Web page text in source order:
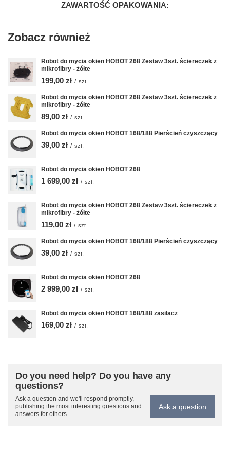
ZAWARTOŚĆ OPAKOWANIA:
Zobacz również
Robot do mycia okien HOBOT 268 Zestaw 3szt. ściereczek z
mikrofibry - żółte
199,00 zł / szt.
Robot do mycia okien HOBOT 268 Zestaw 3szt. ściereczek z
mikrofibry - żółte
89,00 zł / szt.
Robot do mycia okien HOBOT 168/188 Pierścień czyszczący
39,00 zł / szt.
Robot do mycia okien HOBOT 268
1 699,00 zł / szt.
Robot do mycia okien HOBOT 268 Zestaw 3szt. ściereczek z
mikrofibry - żółte
119,00 zł / szt.
Robot do mycia okien HOBOT 168/188 Pierścień czyszczący
39,00 zł / szt.
Robot do mycia okien HOBOT 268
2 999,00 zł / szt.
Robot do mycia okien HOBOT 168/188 zasilacz
169,00 zł / szt.
Do you need help? Do you have any
questions?
Ask a question and we'll respond promptly,
publishing the most interesting questions and
answers for others.
Ask a question